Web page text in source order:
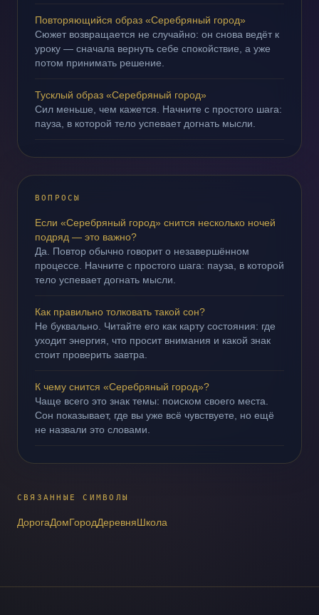
Повторяющийся образ «Серебряный город»
Сюжет возвращается не случайно: он снова ведёт к
уроку — сначала вернуть себе спокойствие, а уже
потом принимать решение.
Тусклый образ «Серебряный город»
Сил меньше, чем кажется. Начните с простого шага:
пауза, в которой тело успевает догнать мысли.
ВОПРОСЫ
Если «Серебряный город» снится несколько ночей
подряд — это важно?
Да. Повтор обычно говорит о незавершённом
процессе. Начните с простого шага: пауза, в которой
тело успевает догнать мысли.
Как правильно толковать такой сон?
Не буквально. Читайте его как карту состояния: где
уходит энергия, что просит внимания и какой знак
стоит проверить завтра.
К чему снится «Серебряный город»?
Чаще всего это знак темы: поиском своего места.
Сон показывает, где вы уже всё чувствуете, но ещё
не назвали это словами.
СВЯЗАННЫЕ СИМВОЛЫ
ДорогаДомГородДеревняШкола